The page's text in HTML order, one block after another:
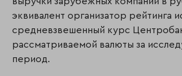
эквивалент организатор рейтинга
средневзвешенный курс
рассматриваемой валюты за
период.